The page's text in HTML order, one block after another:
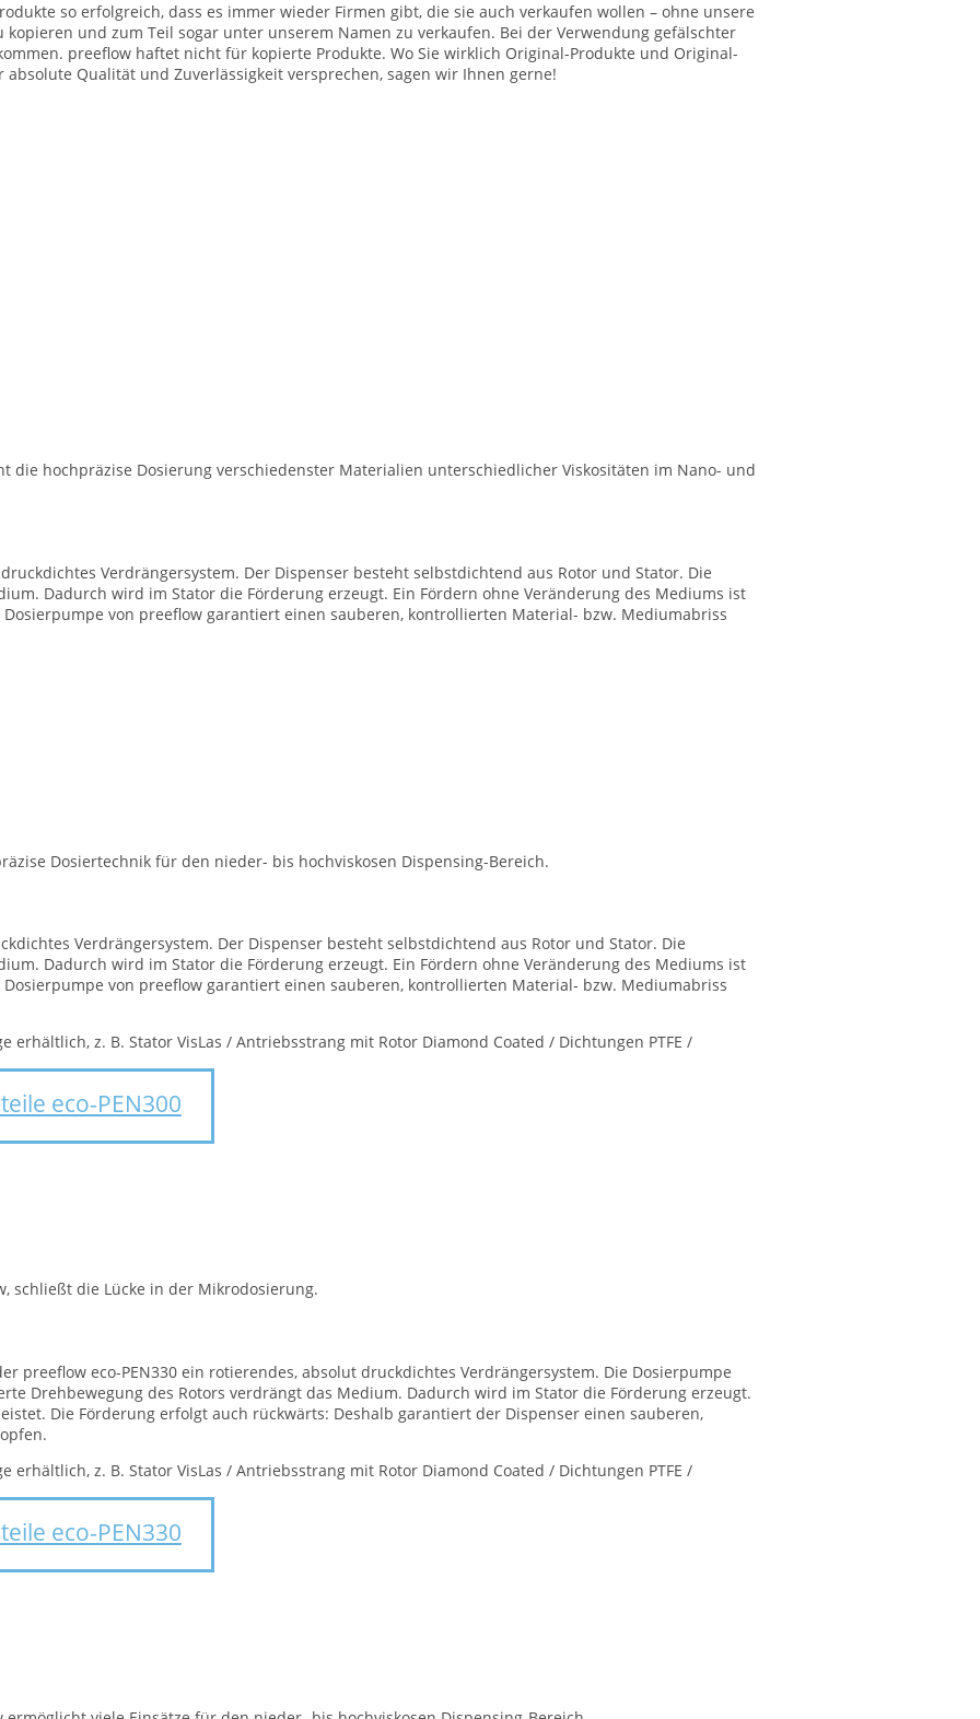
so erfolgreich, dass es immer wieder Firmen gibt, die sie auch verkaufen wollen – ohne unsere
und zum Teil sogar unter unserem Namen zu verkaufen. Bei der Verwendung gefälschter
preeflow haftet nicht für kopierte Produkte. Wo Sie wirklich Original-Produkte und Original-
Qualität und Zuverlässigkeit versprechen, sagen wir Ihnen gerne!
die hochpräzise Dosierung verschiedenster Materialien unterschiedlicher Viskositäten im Nano- und
Verdrängersystem. Der Dispenser besteht selbstdichtend aus Rotor und Stator. Die
Dadurch wird im Stator die Förderung erzeugt. Ein Fördern ohne Veränderung des Mediums ist
von preeflow garantiert einen sauberen, kontrollierten Material- bzw. Mediumabriss
Dosiertechnik für den nieder- bis hochviskosen Dispensing-Bereich.
Verdrängersystem. Der Dispenser besteht selbstdichtend aus Rotor und Stator. Die
Dadurch wird im Stator die Förderung erzeugt. Ein Fördern ohne Veränderung des Mediums ist
von preeflow garantiert einen sauberen, kontrollierten Material- bzw. Mediumabriss
z. B. Stator VisLas / Antriebsstrang mit Rotor Diamond Coated / Dichtungen PTFE /
eco-PEN300
schließt die Lücke in der Mikrodosierung.
preeflow eco-PEN330 ein rotierendes, absolut druckdichtes Verdrängersystem. Die Dosierpumpe
Drehbewegung des Rotors verdrängt das Medium. Dadurch wird im Stator die Förderung erzeugt.
Die Förderung erfolgt auch rückwärts: Deshalb garantiert der Dispenser einen sauberen,
z. B. Stator VisLas / Antriebsstrang mit Rotor Diamond Coated / Dichtungen PTFE /
eco-PEN330